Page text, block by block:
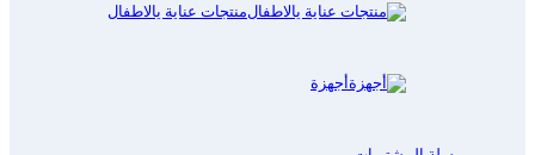
منتجات عناية يالاطفال
أجهزة